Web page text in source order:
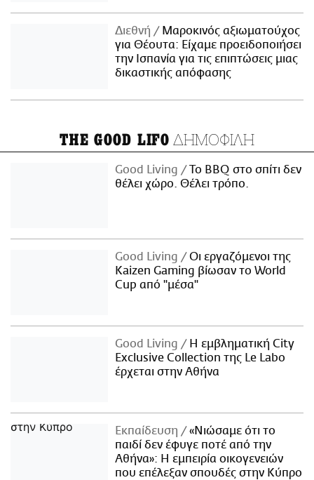
Διεθνή
Μαροκινός αξιωματούχος
για Θέουτα: Είχαμε προειδοποιήσει
την Ισπανία για τις επιπτώσεις μιας
δικαστικής απόφασης
THE GOOD LIFO ΔΗΜΟΦΙΛΗ
Good Living
Το BBQ στο σπίτι δεν
θέλει χώρο. Θέλει τρόπο.
Good Living
Οι εργαζόμενοι της
Kaizen Gaming βίωσαν το World
Cup από "μέσα"
Good Living
Η εμβληματική City
Exclusive Collection της Le Labo
έρχεται στην Αθήνα
Εκπαίδευση
«Νιώσαμε ότι το
παιδί δεν έφυγε ποτέ από την
Αθήνα»: Η εμπειρία οικογενειών
που επέλεξαν σπουδές στην Κύπρο